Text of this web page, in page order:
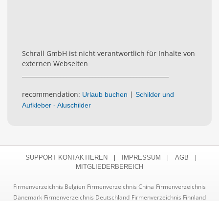
Schrall GmbH ist nicht verantwortlich für Inhalte von
externen Webseiten
recommendation: Urlaub buchen | Schilder und
Aufkleber - Aluschilder
SUPPORT KONTAKTIEREN | IMPRESSUM | AGB |
MITGLIEDERBEREICH
Firmenverzeichnis Belgien Firmenverzeichnis China Firmenverzeichnis
Dänemark Firmenverzeichnis Deutschland Firmenverzeichnis Finnland